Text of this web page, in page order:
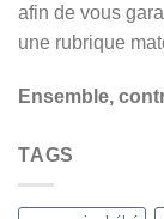
afin de vous
une rubrique
Ensemble,
TAGS